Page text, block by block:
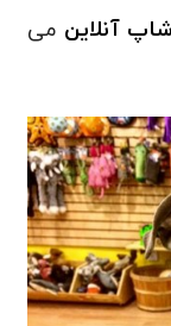
آنلاین می